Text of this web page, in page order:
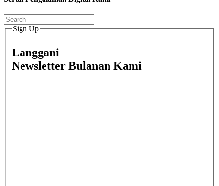
Sign Up
Langgani
Newsletter Bulanan Kami